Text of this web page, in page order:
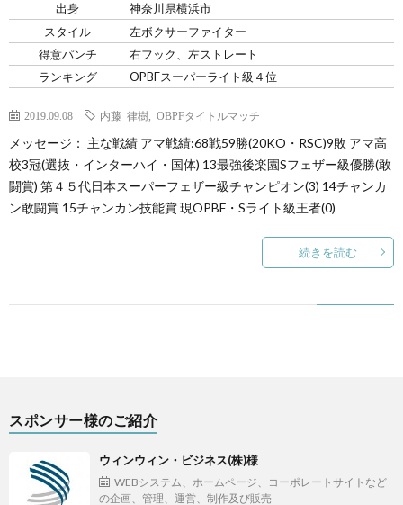
出身
神奈川県横浜市
スタイル
左ボクサーファイター
得意パンチ
右フック、左ストレート
ランキング
OPBFスーパーライト級４位
2019.09.08 内藤 律樹 OBPFタイトルマッチ
メッセージ： 主な戦績 アマ戦績:68戦59勝(20KO・RSC)9敗 アマ高
校3冠(選抜・インターハイ・国体) 13最強後楽園Sフェザー級優勝(敢
闘賞) 第４５代日本スーパーフェザー級チャンピオン(3) 14チャンカ
ン敢闘賞 15チャンカン技能賞 現OPBF・Sライト級王者(0)
続きを読む
スポンサー様のご紹介
ウィンウィン・ビジネス(株)様
WEBシステム、ホームページ、コーポレートサイトなど
の企画、管理、運営、制作及び販売